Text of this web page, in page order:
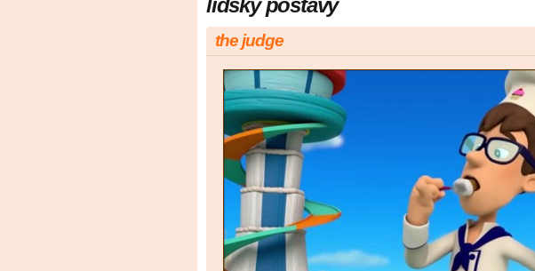
lidský postavy
the judge